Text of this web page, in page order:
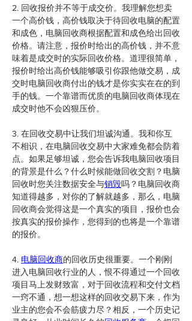
2. 回收报价并不等于成交价。我理解您想卖
一个高价钱，高价钱取决于待回收电脑的配置
和成色，电脑回收商根据配置和成色给出回收
价格。请注意，报价时给出的高价钱，并不意
味着是成交时的实际回收价格。道理很简单，
报价时给出高价钱能够吸引你跟他做交易，成
交时电脑回收商付出的钱才是你实实在在的到
手的钱。一个靠谱而优质的电脑回收商体现在
成交时他不会凶狠压价。
3. 在回收交易中让我们坦诚沟通。我和你互
不相识，在电脑回收交易中大家难免都会防着
点。如果足够坦诚，您会告诉我电脑回收项目
的背景是什么？什么时候能做回收交割？电脑
回收时您关注数据安全与销毁吗？电脑回收商
知道得越多，对你的了解就越多，那么，电脑
回收商会觉得这是一个真实的项目，报价也会
按真实的报价操作，您得到的也将是一个靠谱
的报价。
4. 电脑回收商的回收历史很重要。一个刚刚
进入电脑回收行业的人，恨不得通过一个回收
项目马上发财致富，对于回收流程和交付文档
一窍不通，想一想这样的回收交易下来，作为
业主的您会不会筋疲力尽？相反，一个历史记